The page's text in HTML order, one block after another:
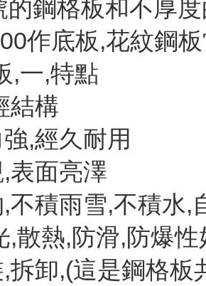
的鋼格板和不厚
作底板,花紋鋼
,一,特點
結構
,經久耐用
表面亮澤
不積雨雪,不積水,
,散熱,防滑,防爆性
拆卸,(這是鋼格板